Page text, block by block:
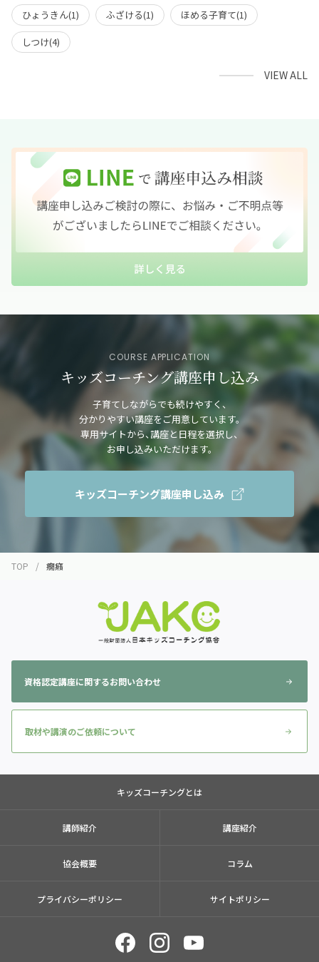
ひょうきん(1)
ふざける(1)
ほめる子育て(1)
しつけ(4)
VIEW ALL
COURSE APPLICATION
キッズコーチング講座申し込み
子育てしながらでも続けやすく、
分かりやすい講座をご用意しています。
専用サイトから、講座と日程を選択し、
お申し込みいただけます。
キッズコーチング講座申し込み
TOP 癇癪
資格認定講座に関するお問い合わせ
取材や講演のご依頼について
キッズコーチングとは
講師紹介 講座紹介
協会概要 コラム
プライバシーポリシー サイトポリシー